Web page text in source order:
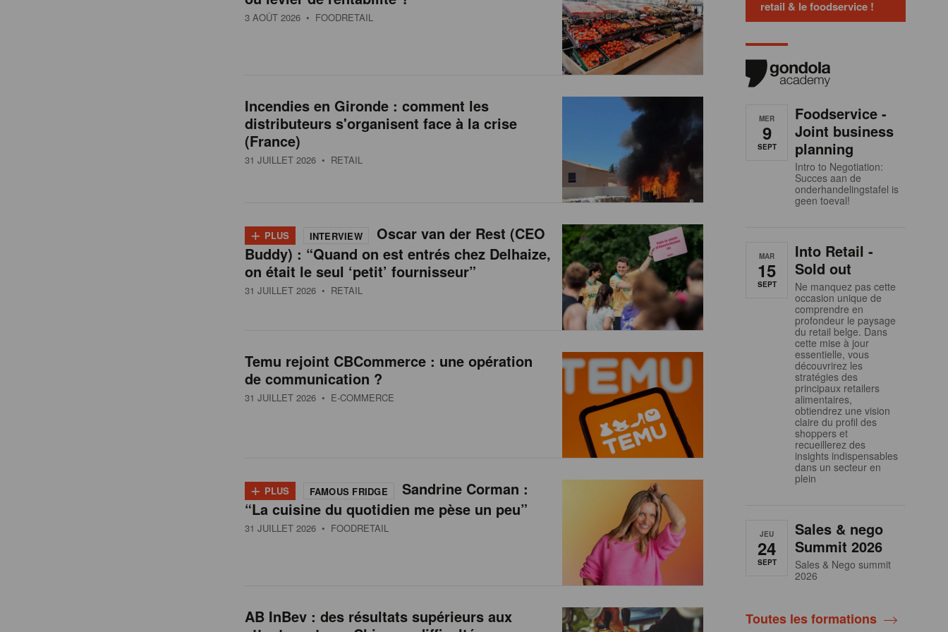
3 AOÛT 2026 • FOODRETAIL
Incendies en Gironde : comment les
distributeurs s'organisent face à la crise
(France)
31 JUILLET 2026 • RETAIL
+ PLUS INTERVIEW
Oscar van der Rest (CEO
Buddy) : “Quand on est entrés chez Delhaize,
on était le seul ‘petit’ fournisseur”
31 JUILLET 2026 • RETAIL
Temu rejoint CBCommerce : une opération
de communication ?
31 JUILLET 2026 • E-COMMERCE
+ PLUS FAMOUS FRIDGE
Sandrine Corman :
“La cuisine du quotidien me pèse un peu”
31 JUILLET 2026 • FOODRETAIL
AB InBev : des résultats supérieurs aux
retail & le foodservice !
MER
9
SEPT
Foodservice -
Joint business
planning
Intro to Negotiation:
Succes aan de
onderhandelingstafel is
geen toeval!
MAR
15
SEPT
Into Retail -
Sold out
Ne manquez pas cette
occasion unique de
comprendre en
profondeur le paysage
du retail belge. Dans
cette mise à jour
essentielle, vous
découvrirez les
stratégies des
principaux retailers
alimentaires,
obtiendrez une vision
claire du profil des
shoppers et
recueillerez des
insights indispensables
dans un secteur en
plein
JEU
24
SEPT
Sales & nego
Summit 2026
Sales & Nego summit
2026
Toutes les formations